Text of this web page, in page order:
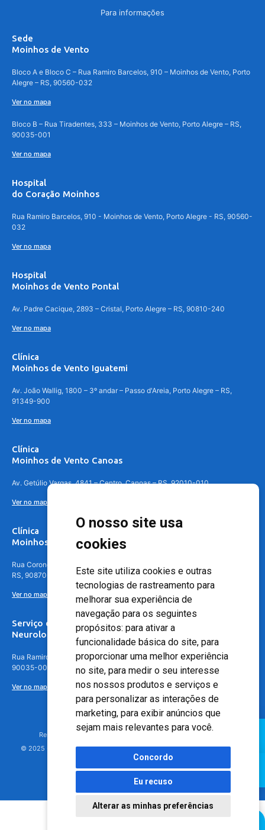
O nosso site usa
cookies
Este site utiliza cookies e outras
tecnologias de rastreamento para
melhorar sua experiência de
navegação para os seguintes
propósitos: para ativar a
funcionalidade básica do site, para
proporcionar uma melhor experiência
no site, para medir o seu interesse
nos nossos produtos e serviços e
para personalizar as interações de
marketing, para exibir anúncios que
sejam mais relevantes para você.
Concordo
Eu recuso
Alterar as minhas preferências
Para informações
Sede
Moinhos de Vento
Bloco A e Bloco C – Rua Ramiro Barcelos, 910 – Moinhos de Vento, Porto
Alegre – RS, 90560-032
Ver no mapa
Bloco B – Rua Tiradentes, 333 – Moinhos de Vento, Porto Alegre – RS,
90035-001
Ver no mapa
Hospital
do Coração Moinhos
Rua Ramiro Barcelos, 910 - Moinhos de Vento, Porto Alegre - RS, 90560-
032
Ver no mapa
Hospital
Moinhos de Vento Pontal
Av. Padre Cacique, 2893 – Cristal, Porto Alegre – RS, 90810-240
Ver no mapa
Clínica
Moinhos de Vento Iguatemi
Av. João Wallig, 1800 – 3º andar – Passo d'Areia, Porto Alegre – RS,
91349-900
Ver no mapa
Clínica
Moinhos de Vento Canoas
Av. Getúlio Vargas, 4841 – Centro, Canoas – RS, 92010-010
Ver no mapa
Clínica
Moinhos de Vento - Teresópolis
Rua Coronel Aparício Borges, 250 - 3º andar - Teresópolis, Porto Alegre -
RS, 90870-016
Ver no mapa
Serviço de
Neurologia
Rua Ramiro Barcelos, 630 – 5º andar – Floresta, Porto Alegre – RS,
90035-001
Ver no mapa
Responsável Técnico: Dr. Luiz Antonio Nasi - CREMERS 11217
© 2025 - Hospital Moinhos de Vento - Registro Empresa (CRM-RS): 425